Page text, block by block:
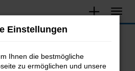
Fahrzeugsuche
Einstellungen
Ihnen die bestmögliche
zu ermöglichen und unsere